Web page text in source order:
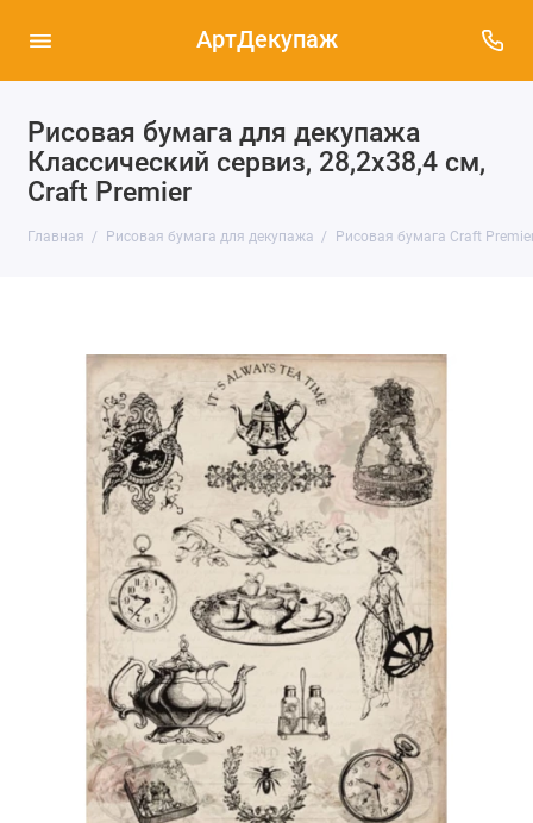
АртДекупаж
Рисовая бумага для декупажа
Классический сервиз, 28,2х38,4 см,
Craft Premier
Главная Рисовая бумага для декупажа Рисовая бумага Craft